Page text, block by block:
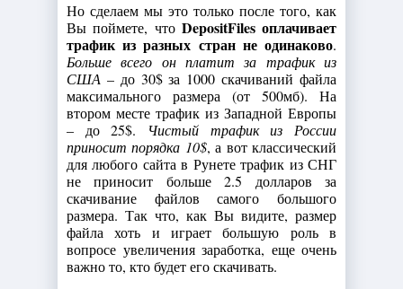
Но сделаем мы это только после того, как
Вы поймете, что DepositFiles оплачивает
трафик из разных стран не одинаково.
Больше всего он платит за трафик из
США – до 30$ за 1000 скачиваний файла
максимального размера (от 500мб). На
втором месте трафик из Западной Европы
– до 25$. Чистый трафик из России
приносит порядка 10$, а вот классический
для любого сайта в Рунете трафик из СНГ
не приносит больше 2.5 долларов за
скачивание файлов самого большого
размера. Так что, как Вы видите, размер
файла хоть и играет большую роль в
вопросе увеличения заработка, еще очень
важно то, кто будет его скачивать.